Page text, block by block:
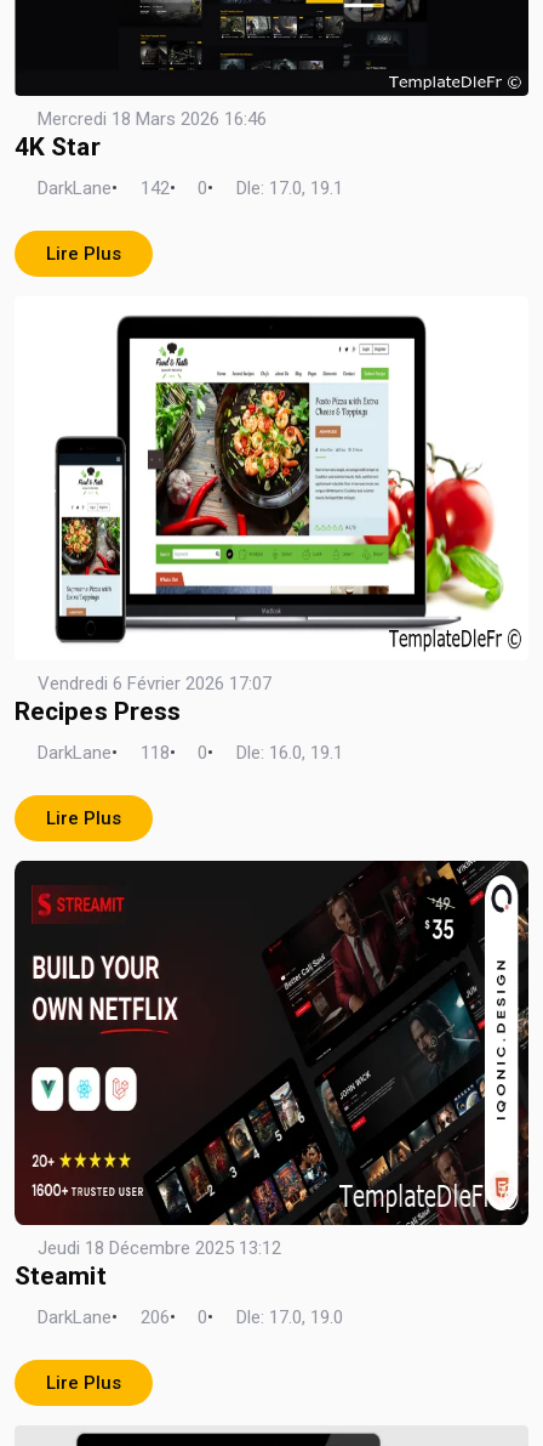
Mercredi 18 Mars 2026 16:46
4K Star
DarkLane• 142• 0• Dle: 17.0, 19.1
Lire Plus
Vendredi 6 Février 2026 17:07
Recipes Press
DarkLane• 118• 0• Dle: 16.0, 19.1
Lire Plus
Jeudi 18 Décembre 2025 13:12
Steamit
DarkLane• 206• 0• Dle: 17.0, 19.0
Lire Plus